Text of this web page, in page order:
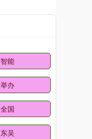
智能
举办
全国
东吴